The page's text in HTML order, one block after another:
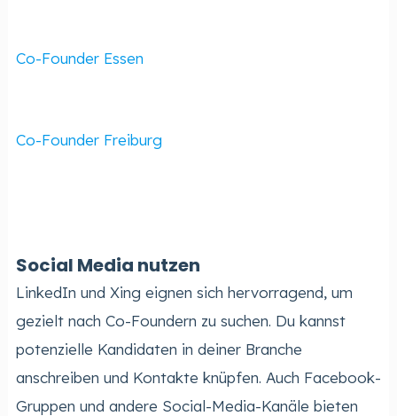
Co-Founder Essen
Co-Founder Freiburg
Social Media nutzen
LinkedIn und Xing eignen sich hervorragend, um
gezielt nach Co-Foundern zu suchen. Du kannst
potenzielle Kandidaten in deiner Branche
anschreiben und Kontakte knüpfen. Auch Facebook-
Gruppen und andere Social-Media-Kanäle bieten